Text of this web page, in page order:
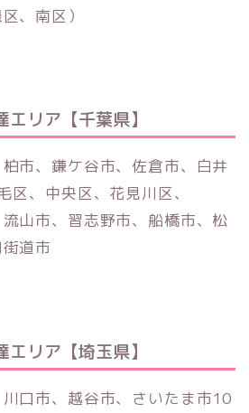
、南区）
リア【千葉県】
市、鎌ケ谷市、佐倉市、白井
区、中央区、花見川区、
山市、習志野市、船橋市、松
道市
リア【埼玉県】
口市、越谷市、さいたま市10